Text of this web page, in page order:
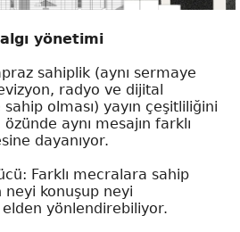
yönetimi
sahiplik (aynı sermaye
radyo ve dijital
olması) yayın çeşitliliğini
aynı mesajın farklı
dayanıyor.
Farklı mecralara sahip
konuşup neyi
elden yönlendirebiliyor.